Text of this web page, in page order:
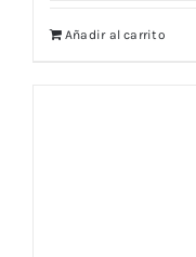
Añadir al carrito